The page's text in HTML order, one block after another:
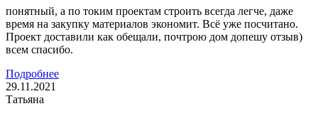
понятный, а по токим проектам строить всегда легче, даже
время на закупку материалов экономит. Всё уже посчитано.
Проект доставили как обещали, почтрою дом допешу отзыв)
всем спасибо.
Подробнее
29.11.2021
Татьяна